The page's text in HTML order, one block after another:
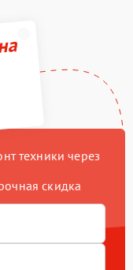
техники через
скидка